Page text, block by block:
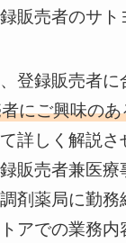
販売者のサト
登録販売者
にご興味のあ
詳しく解説さ
販売者兼医療
剤薬局に勤務
アでの業務内